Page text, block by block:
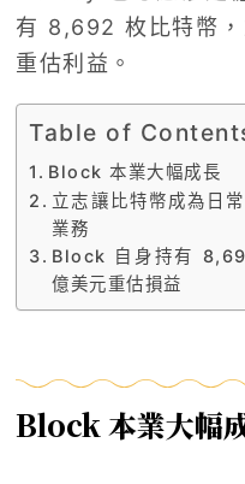
有 8,692 枚比特幣
重估利益。
Table of
Block 本業大幅成長
立志讓比特幣成為日
業務
Block 自身持有
億美元重估損益
Block 本業大幅